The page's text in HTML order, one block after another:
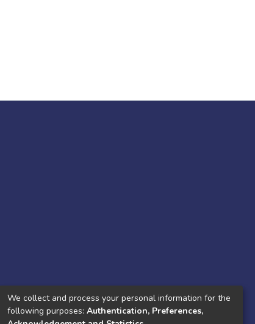
We collect and process your personal information for the
following purposes: Authentication, Preferences,